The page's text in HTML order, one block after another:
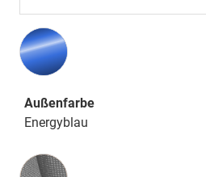
Außenfarbe
Energyblau
Innenausstattung